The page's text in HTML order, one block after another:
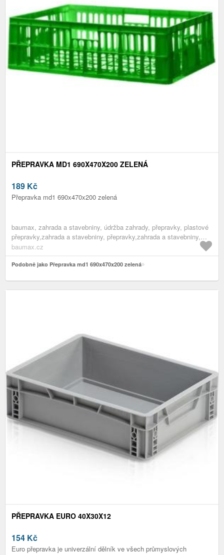
PŘEPRAVKA MD1 690X470X200 ZELENÁ
189 Kč
Přepravka md1 690x470x200 zelená
baumax, zahrada a stavebniny, údržba zahrady, přepravky, plastové
přepravky,zahrada a stavebniny, přepravky,zahrada a stavebniny,
pomocníci do zahrady,zahrada a stavebniny, údržba zahrady,zahrada
baumax.cz
Podobně jako Přepravka md1 690x470x200 zelená
PŘEPRAVKA EURO 40X30X12
154 Kč
Euro přepravka je univerzální dělník ve všech průmyslových